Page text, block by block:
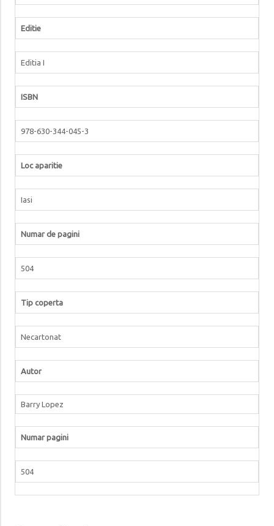
Editie
Editia I
ISBN
978-630-344-045-3
Loc aparitie
Iasi
Numar de pagini
504
Tip coperta
Necartonat
Autor
Barry Lopez
Numar pagini
504